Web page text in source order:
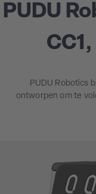
PUDU
PUDU Robotics
ontworpen om te